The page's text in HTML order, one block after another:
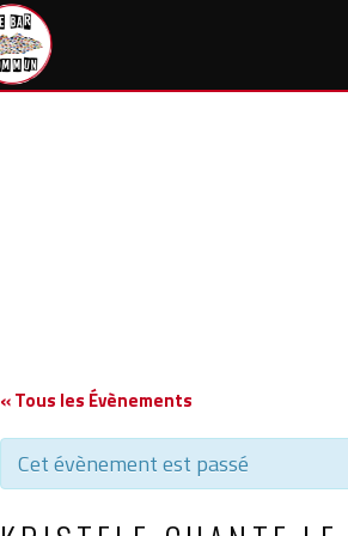
« Tous les Évènements
Cet évènement est passé